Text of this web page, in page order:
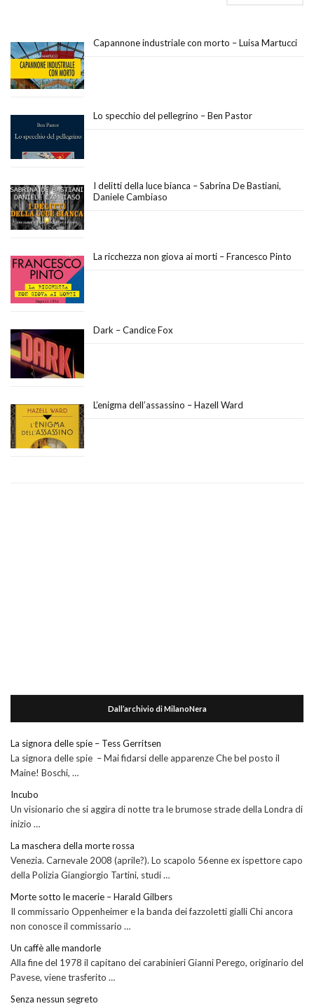
Capannone industriale con morto – Luisa Martucci
Lo specchio del pellegrino – Ben Pastor
I delitti della luce bianca – Sabrina De Bastiani,
Daniele Cambiaso
La ricchezza non giova ai morti – Francesco Pinto
Dark – Candice Fox
L’enigma dell’assassino – Hazell Ward
Dall’archivio di MilanoNera
La signora delle spie – Tess Gerritsen
La signora delle spie – Mai fidarsi delle apparenze Che bel posto il
Maine! Boschi, …
Incubo
Un visionario che si aggira di notte tra le brumose strade della Londra di
inizio …
La maschera della morte rossa
Venezia. Carnevale 2008 (aprile?). Lo scapolo 56enne ex ispettore capo
della Polizia Giangiorgio Tartini, studi …
Morte sotto le macerie – Harald Gilbers
Il commissario Oppenheimer e la banda dei fazzoletti gialli Chi ancora
non conosce il commissario …
Un caffè alle mandorle
Alla fine del 1978 il capitano dei carabinieri Gianni Perego, originario del
Pavese, viene trasferito …
Senza nessun segreto